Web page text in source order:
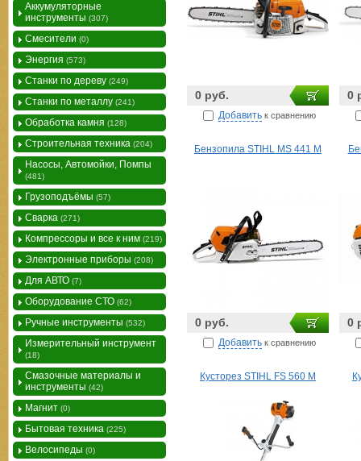
0 руб.
Добавить к сравнению
0
Бензопила STIHL MS 441 M
0 руб.
Добавить к сравнению
0
Кусторез STIHL FS 560 M
Аккумуляторные
инструменты (307)
Смесители (0)
Энергия (573)
Станки по дереву (249)
Станки по металлу (241)
Обработка камня (128)
Строительная техника (204)
Насосы, Автомойки, Помпы
(481)
Грузоподъёмы (57)
Сварка (271)
Компрессоры и все к ним (219)
Электронные приборы (208)
Для АВТО (7)
Оборудование СТО (62)
Ручные инструменты (532)
Измерительный инструмент
(18)
Смазочные материалы и
инструменты (42)
Магнит (0)
Бытовая техника (225)
Велосипеды (0)